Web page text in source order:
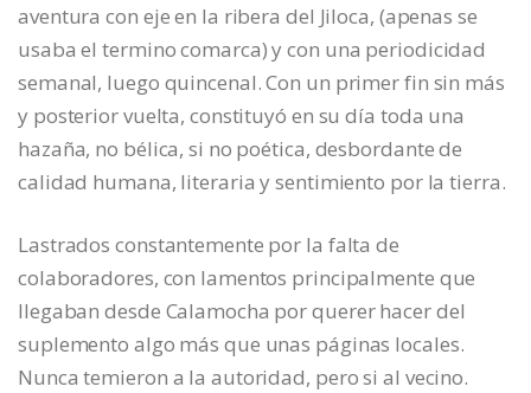
aventura con eje en la ribera del Jiloca, (apenas se
usaba el termino comarca) y con una periodicidad
semanal, luego quincenal. Con un primer fin sin más
y posterior vuelta, constituyó en su día toda una
hazaña, no bélica, si no poética, desbordante de
calidad humana, literaria y sentimiento por la tierra.
Lastrados constantemente por la falta de
colaboradores, con lamentos principalmente que
llegaban desde Calamocha por querer hacer del
suplemento algo más que unas páginas locales.
Nunca temieron a la autoridad, pero si al vecino.